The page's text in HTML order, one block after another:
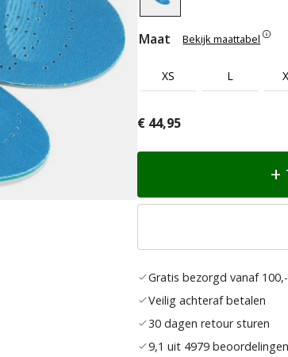
Maat Bekijk maattabel
XS L
€ 44,95
Gratis bezorgd vanaf 100,-
Veilig achteraf betalen
30 dagen retour sturen
9,1 uit 4979 beoordelingen